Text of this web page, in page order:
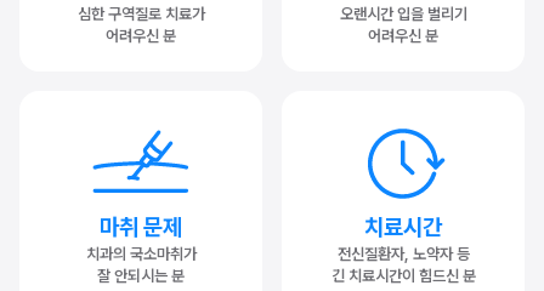
심한 구역질로 치료가
어려우신 분
오랜시간 입을 벌리기
어려우신 분
마취 문제
치과의 국소마취가
잘 안되시는 분
치료시간
전신질환자, 노약자 등
긴 치료시간이 힘드신 분